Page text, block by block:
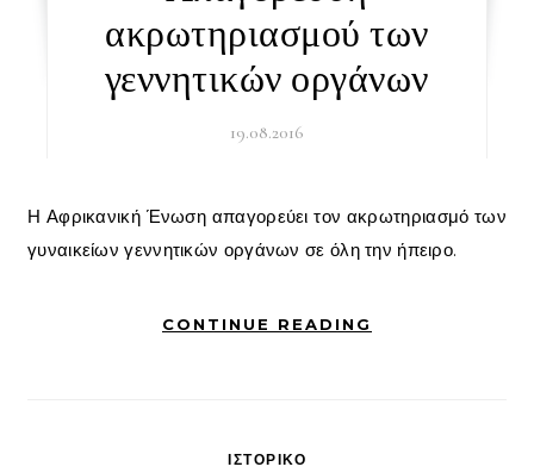
ακρωτηριασμού των
γεννητικών οργάνων
19.08.2016
Η Αφρικανική Ένωση απαγορεύει τον ακρωτηριασμό των
γυναικείων γεννητικών οργάνων σε όλη την ήπειρο.
CONTINUE READING
ΙΣΤΟΡΙΚΌ